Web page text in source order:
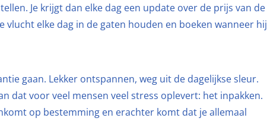
Je krijgt dan elke dag een update over de prijs van de
vlucht elke dag in de gaten houden en boeken wanneer hij
gaan. Lekker ontspannen, weg uit de dagelijkse sleur.
dat voor veel mensen veel stress oplevert: het inpakken.
op bestemming en erachter komt dat je allemaal